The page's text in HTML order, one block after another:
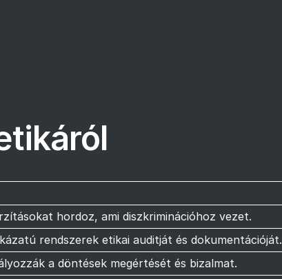
hordoz, ami diszkriminációhoz vezet.
rendszerek etikai auditját és dokumentációját.
a döntések megértését és bizalmat.